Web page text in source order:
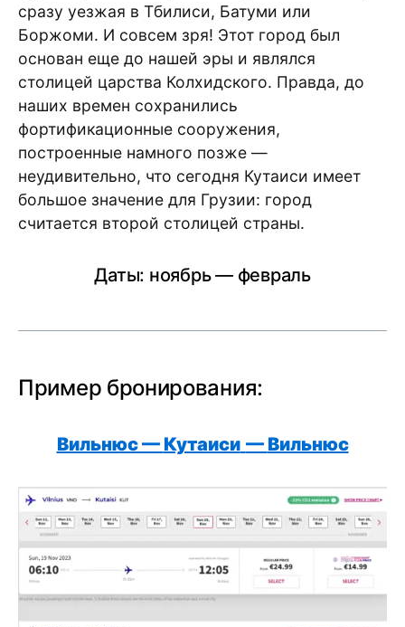
сразу уезжая в Тбилиси, Батуми или
Боржоми. И совсем зря! Этот город был
основан еще до нашей эры и являлся
столицей царства Колхидского. Правда, до
наших времен сохранились
фортификационные сооружения,
построенные намного позже —
неудивительно, что сегодня Кутаиси имеет
большое значение для Грузии: город
считается второй столицей страны.
Даты: ноябрь — февраль
Пример бронирования:
Вильнюс — Кутаиси — Вильнюс